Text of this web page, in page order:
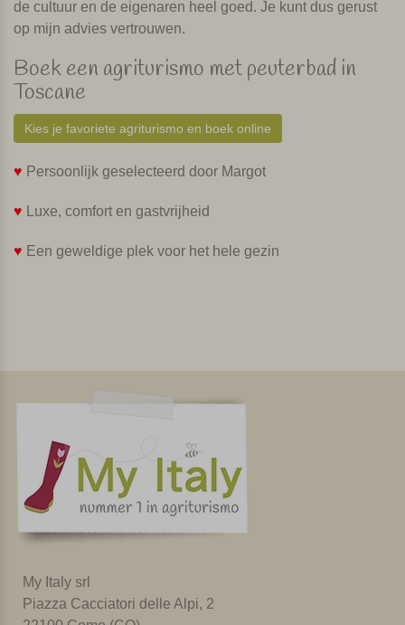
de cultuur en de eigenaren heel goed. Je kunt dus gerust
op mijn advies vertrouwen.
Boek een agriturismo met peuterbad in
Toscane
Kies je favoriete agriturismo en boek online
♥ Persoonlijk geselecteerd door Margot
♥ Luxe, comfort en gastvrijheid
♥ Een geweldige plek voor het hele gezin
My Italy srl
Piazza Cacciatori delle Alpi, 2